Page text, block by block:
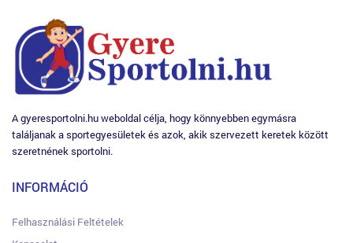
A gyeresportolni.hu weboldal célja, hogy könnyebben egymásra
találjanak a sportegyesületek és azok, akik szervezett keretek között
szeretnének sportolni.
INFORMÁCIÓ
Felhasználási Feltételek